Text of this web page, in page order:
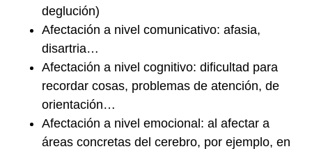
deglución)
Afectación a nivel comunicativo: afasia,
disartria…
Afectación a nivel cognitivo: dificultad para
recordar cosas, problemas de atención, de
orientación…
Afectación a nivel emocional: al afectar a
áreas concretas del cerebro, por ejemplo, en